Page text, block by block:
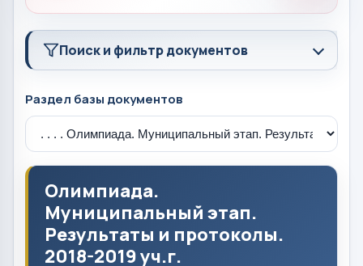
Поиск и фильтр документов
Раздел базы документов
Олимпиада.
Муниципальный этап.
Результаты и протоколы.
2018-2019 уч.г.